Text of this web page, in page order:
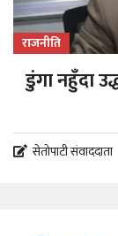
राजनीति
डुंगा नहुँदा
सेतोपाटी संवाददाता